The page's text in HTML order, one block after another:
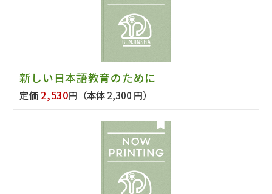
新しい日本語教育のために
定価 2,530円 （本体 2,300 円）